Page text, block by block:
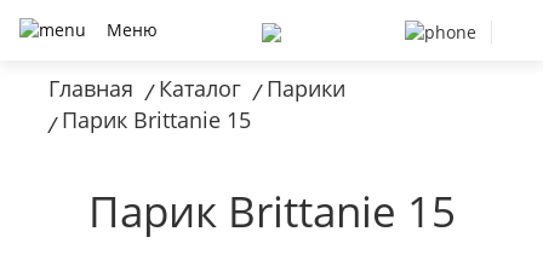
Меню
Главная / Каталог / Парики
/ Парик Brittanie 15
Парик Brittanie 15